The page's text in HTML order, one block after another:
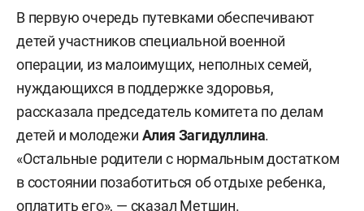
В первую очередь путевками обеспечивают
детей участников специальной военной
операции, из малоимущих, неполных семей,
нуждающихся в поддержке здоровья,
рассказала председатель комитета по делам
детей и молодежи Алия Загидуллина.
«Остальные родители с нормальным достатком
в состоянии позаботиться об отдыхе ребенка,
оплатить его», — сказал Метшин.